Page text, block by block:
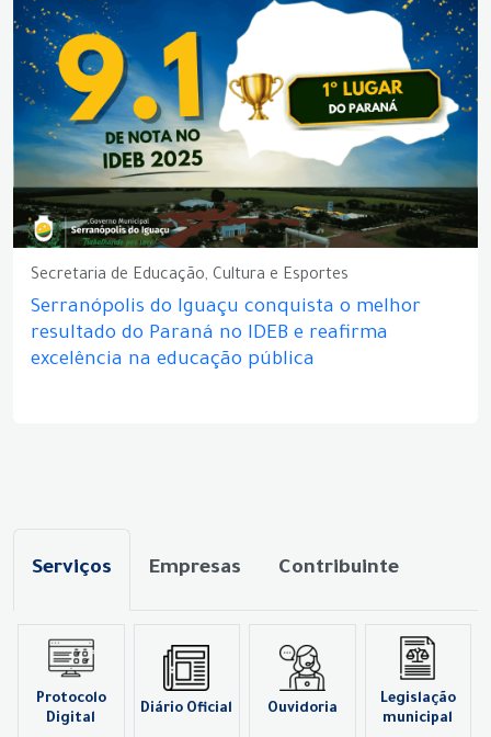
Secretaria de Educação, Cultura e Esportes
Serranópolis do Iguaçu conquista o melhor
resultado do Paraná no IDEB e reafirma
excelência na educação pública
Serviços Empresas Contribuinte
Protocolo
Digital
Diário Oficial Ouvidoria
Legislação
municipal